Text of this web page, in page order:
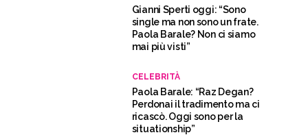
Gianni Sperti oggi: “Sono
single ma non sono un frate.
Paola Barale? Non ci siamo
mai più visti”
CELEBRITÀ
Paola Barale: “Raz Degan?
Perdonai il tradimento ma ci
ricascò. Oggi sono per la
situationship”